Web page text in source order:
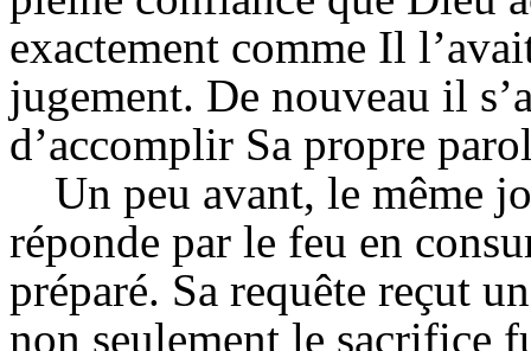
exactement comme Il
jugement. De nouveau il
d’accomplir Sa propre
Un peu avant, le même
réponde par le feu en
préparé. Sa requête reçut
non seulement le sacrifice